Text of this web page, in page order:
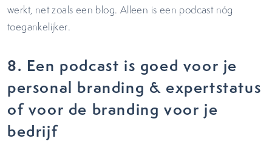
werkt, net zoals een blog. Alleen is een podcast nóg
toegankelijker.
8. Een podcast is goed voor je
personal branding & expertstatus
of voor de branding voor je
bedrijf